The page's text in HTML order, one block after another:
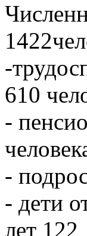
-
610
-
-
- дети
лет 122